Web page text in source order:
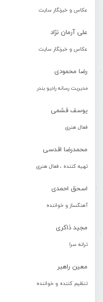
عکاس و خبرنگار سایت
علی آرمان نژاد
عکاس و خبرنگار سایت
رضا محمودی
مدیریت رسانه رادیو بندر
یوسف قشمی
فعال هنری
محمدرضا اقدسی
تهیه کننده ، فعال هنری
اسحق احمدی
آهنگساز و خواننده
مجید ذاکری
ترانه سرا
معین راهبر
تنظیم کننده و خواننده